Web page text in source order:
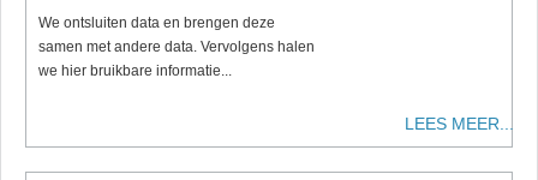
We ontsluiten data en brengen deze
samen met andere data. Vervolgens halen
we hier bruikbare informatie...
LEES MEER...